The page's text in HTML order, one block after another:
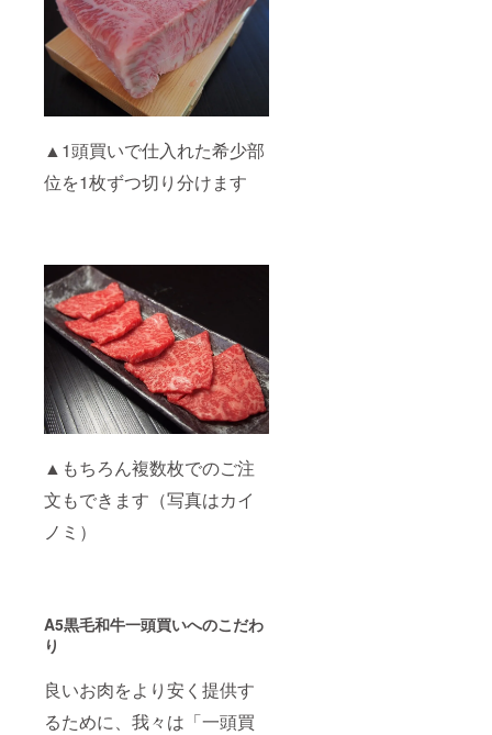
▲1頭買いで仕入れた希少部
位を1枚ずつ切り分けます
▲もちろん複数枚でのご注
文もできます（写真はカイ
ノミ）
A5黒毛和牛一頭買いへのこだわ
り
良いお肉をより安く提供す
るために、我々は「一頭買